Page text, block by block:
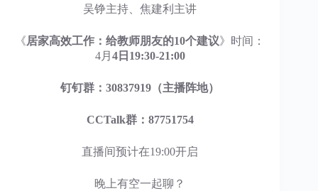
吴铮主持、焦建利主讲
《居家高效工作：给教师朋友的10个建议》时间：
4月 4日19:30-21:00
钉钉群：30837919（主播阵地）
CCTalk群：87751754
直播间预计在19:00开启
晚上有空一起聊？